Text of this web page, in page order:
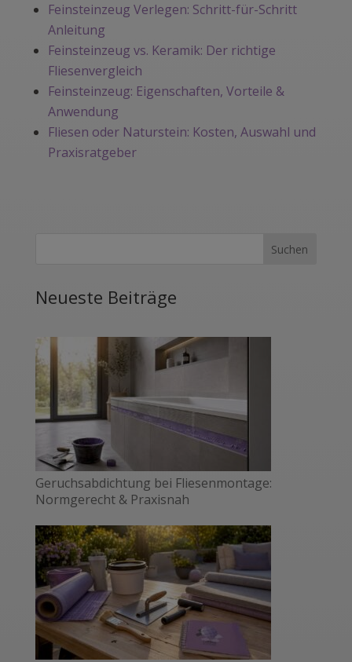
Feinsteinzeug Verlegen: Schritt-für-Schritt
Anleitung
Feinsteinzeug vs. Keramik: Der richtige
Fliesenvergleich
Feinsteinzeug: Eigenschaften, Vorteile &
Anwendung
Fliesen oder Naturstein: Kosten, Auswahl und
Praxisratgeber
Neueste Beiträge
Geruchsabdichtung bei Fliesenmontage:
Normgerecht & Praxisnah